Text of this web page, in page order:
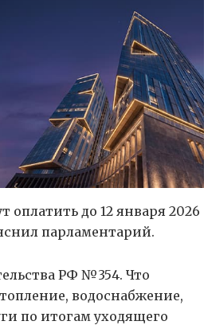
до 12 января 2026
парламентарий.
РФ №354. Что
водоснабжение,
по итогам уходящего